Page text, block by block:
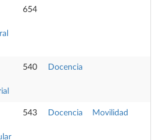
654
540 Docencia
543 Docencia Movilidad